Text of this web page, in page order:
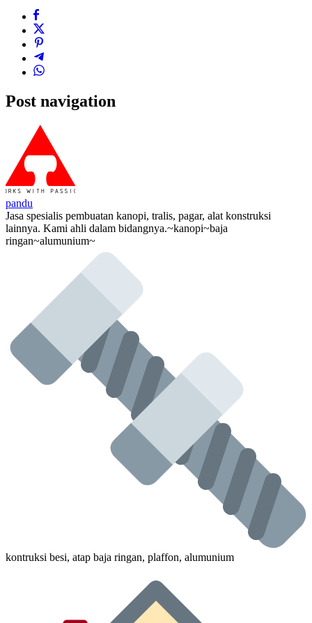
Post navigation
pandu
Jasa spesialis pembuatan kanopi, tralis, pagar, alat konstruksi
lainnya. Kami ahli dalam bidangnya.~kanopi~baja
ringan~alumunium~
kontruksi besi, atap baja ringan, plaffon, alumunium